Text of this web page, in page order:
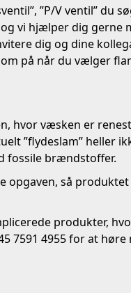
”P/V ventil” du
vi hjælper dig gerne
dig og dine
på når du vælger
hvor væsken er
”flydeslam” heller
fossile brændstoffer.
opgaven, så
produkter,
7591 4955 for at